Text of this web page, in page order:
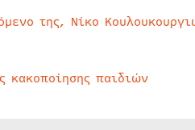
της, Νίκο
κακοποίησης παιδιών